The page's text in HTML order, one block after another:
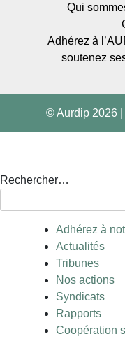
Qui
Adhérez à
soutenez
© Aurdip 2026
Rechercher…
Adhérez à
Actualités
Tribunes
Nos actions
Syndicats
Rapports
Coopération